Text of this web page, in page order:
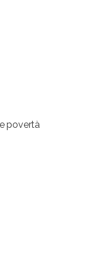
povertà